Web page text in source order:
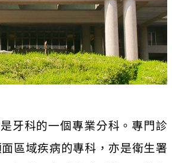
是牙科的一個專業分科。專門診
區域疾病的專科，亦是衛生署